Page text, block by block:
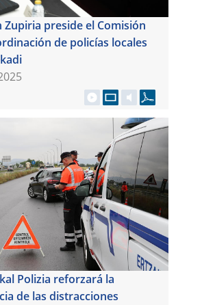
Zupiria preside el Comisión
de policías locales
Polizia reforzará la
de las distracciones